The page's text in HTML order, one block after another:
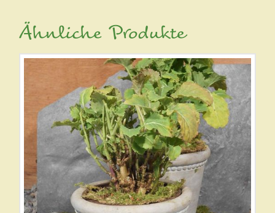
Ähnliche Produkte